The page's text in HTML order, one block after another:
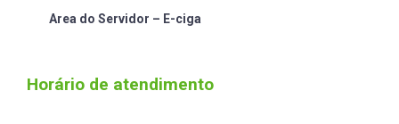
Area do Servidor – E-ciga
Horário de atendimento